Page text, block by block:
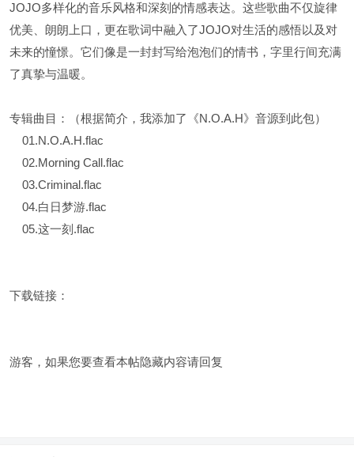
JOJO多样化的音乐风格和深刻的情感表达。这些歌曲不仅旋律
优美、朗朗上口，更在歌词中融入了JOJO对生活的感悟以及对
未来的憧憬。它们像是一封封写给泡泡们的情书，字里行间充满
了真挚与温暖。
专辑曲目：（根据简介，我添加了《N.O.A.H》音源到此包）
01.N.O.A.H.flac
02.Morning Call.flac
03.Criminal.flac
04.白日梦游.flac
05.这一刻.flac
下载链接：
游客，如果您要查看本帖隐藏内容请回复